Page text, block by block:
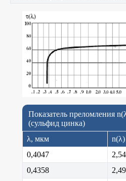
Показатель преломления
(сульфид цинка)
λ, мкм
n(λ)
0,4047
0,4358